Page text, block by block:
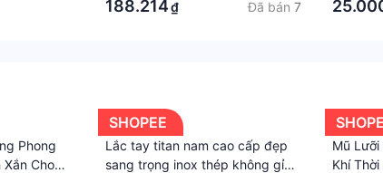
bán hàng tốt nhất, xin đừng cho đánh giá dưới năm
sản phẩm thực tế, vui lòng đảm bảo kích thước
về sản phẩm cũng như món đồ trang sức phù hợp
188.214₫ Đã bán 7
Phong
Xắn Cho
SHOPEE
Lắc tay titan nam cao cấp đẹp
sang trọng inox thép không gỉ
Mũ Lưỡi
Khí